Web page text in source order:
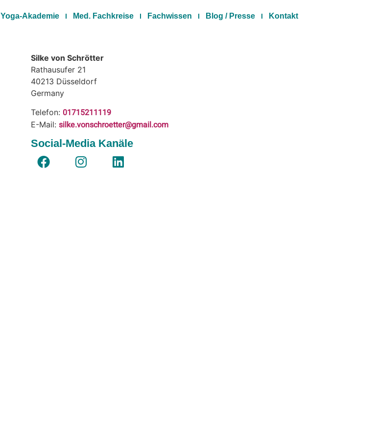
Yoga-Akademie Med. Fachkreise Fachwissen Blog / Presse Kontakt
Silke von Schrötter
Rathausufer 21
40213 Düsseldorf
Germany
Telefon: 01715211119
E-Mail:silke.vonschroetter@gmail.com
Social-Media Kanäle